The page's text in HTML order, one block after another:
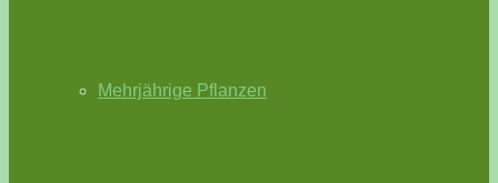
Mehrjährige Pflanzen